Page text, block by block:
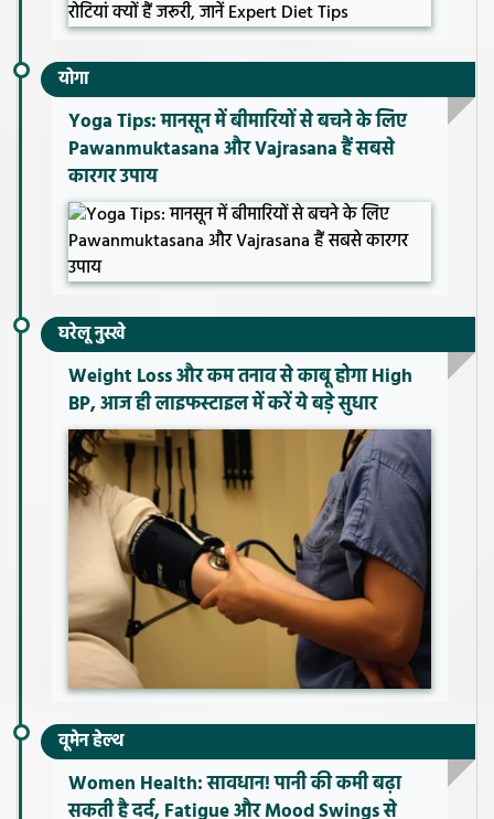
योगा
Yoga Tips: मानसून में बीमारियों से बचने के लिए
Pawanmuktasana और Vajrasana हैं सबसे
कारगर उपाय
घरेलू नुस्खे
Weight Loss और कम तनाव से काबू होगा High
BP, आज ही लाइफस्टाइल में करें ये बड़े सुधार
वूमेन हेल्थ
Women Health: सावधान! पानी की कमी बढ़ा
सकती है दर्द, Fatigue और Mood Swings से